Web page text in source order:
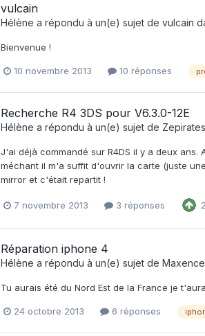
vulcain
Hélène a répondu à un(e) sujet de vulcain
Bienvenue !
10 novembre 2013 10 réponses
Recherche R4 3DS pour V6.3.0-12E
Hélène a répondu à un(e) sujet de Zepirates
J'ai déjà commandé sur R4DS il y a deux
méchant il m'a suffit d'ouvrir la carte (juste
mirror et c'était repartit !
7 novembre 2013 3 réponses 2
Réparation iphone 4
Hélène a répondu à un(e) sujet de Maxence
Tu aurais été du Nord Est de la France je
24 octobre 2013 6 réponses